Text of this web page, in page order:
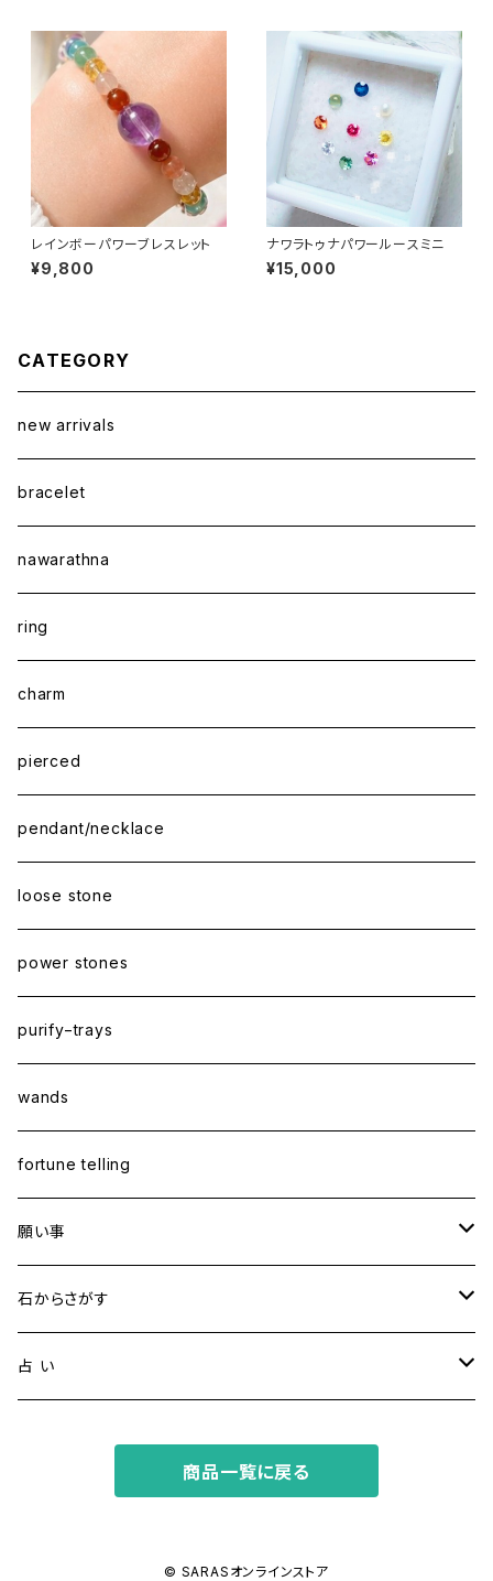
レインボーパワーブレスレット
¥9,800
ナワラトゥナパワールースミニ
¥15,000
CATEGORY
new arrivals
bracelet
nawarathna
ring
charm
pierced
pendant/necklace
loose stone
power stones
purify−trays
wands
fortune telling
願い事
健康・恋愛・愛情
精神安定・安らぎ
金運・ビジネス
石からさがす
アイオライト
占 い
ホロスコープ占星術
商品一覧に戻る
© SARASオンラインストア